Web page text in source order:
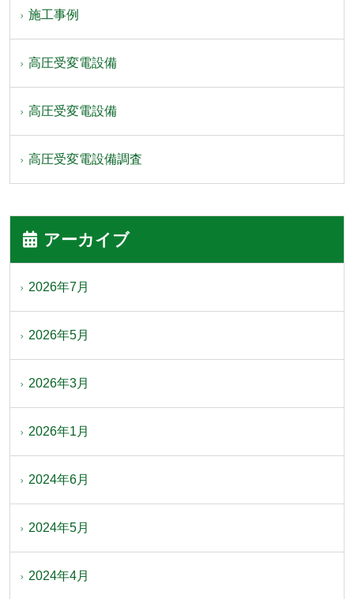
施工事例
高圧受変電設備
高圧受変電設備
高圧受変電設備調査
アーカイブ
2026年7月
2026年5月
2026年3月
2026年1月
2024年6月
2024年5月
2024年4月